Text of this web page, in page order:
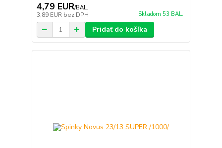
4,79 EUR/BAL.
3,89 EUR bez DPH Skladom 53 BAL.
Pridať do košíka